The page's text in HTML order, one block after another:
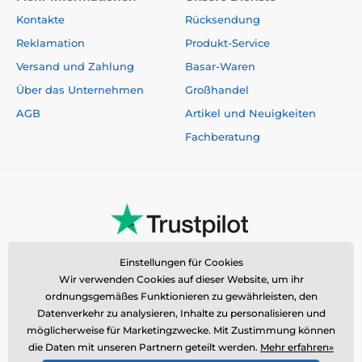
Kontakte
Reklamation
Versand und Zahlung
Über das Unternehmen
AGB
Rücksendung
Produkt-Service
Basar-Waren
Großhandel
Artikel und Neuigkeiten
Fachberatung
Einstellungen für Cookies
Wir verwenden Cookies auf dieser Website, um ihr
ordnungsgemäßes Funktionieren zu gewährleisten, den
Datenverkehr zu analysieren, Inhalte zu personalisieren und
möglicherweise für Marketingzwecke. Mit Zustimmung können
die Daten mit unseren Partnern geteilt werden. Mehr erfahren»